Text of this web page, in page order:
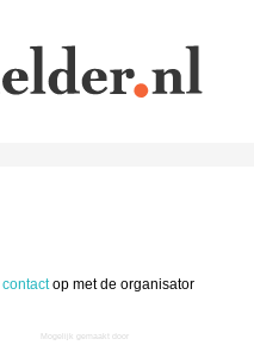
contactop met de organisator
Mogelijk gemaakt door